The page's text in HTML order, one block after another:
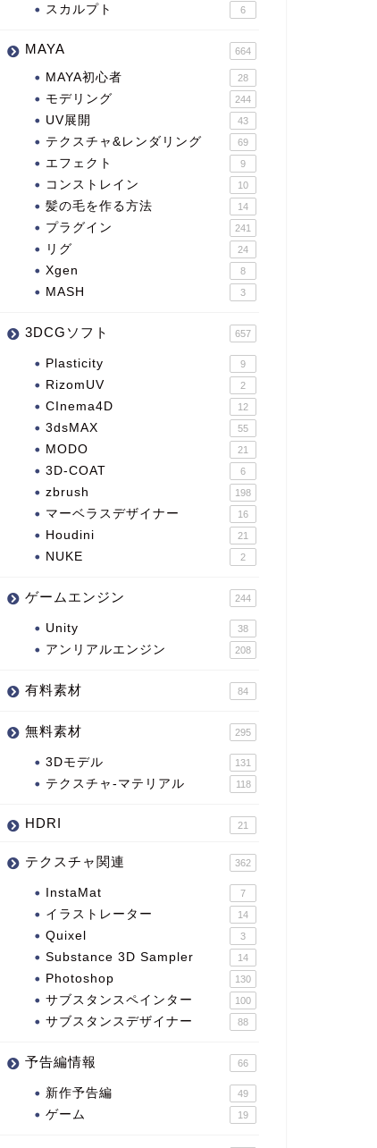
スカルプト 6
MAYA 664
MAYA初心者 28
モデリング 244
UV展開 43
テクスチャ&レンダリング 69
エフェクト 9
コンストレイン 10
髪の毛を作る方法 14
プラグイン 241
リグ 24
Xgen 8
MASH 3
3DCGソフト 657
Plasticity 9
RizomUV 2
CInema4D 12
3dsMAX 55
MODO 21
3D-COAT 6
zbrush 198
マーベラスデザイナー 16
Houdini 21
NUKE 2
ゲームエンジン 244
Unity 38
アンリアルエンジン 208
有料素材 84
無料素材 295
3Dモデル 131
テクスチャ-マテリアル 118
HDRI 21
テクスチャ関連 362
InstaMat 7
イラストレーター 14
Quixel 3
Substance 3D Sampler 14
Photoshop 130
サブスタンスペインター 100
サブスタンスデザイナー 88
予告編情報 66
新作予告編 49
ゲーム 19